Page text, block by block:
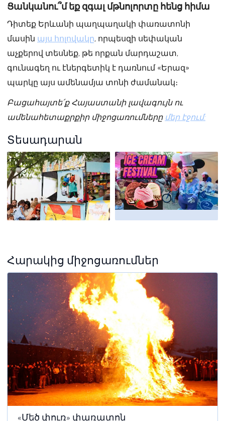
Ցանկանու՞մ եք զգալ մթնոլորտը հենց հիմա
Դիտեք Երևանի պաղպաղակի փառատոնի
մասին այս հոլովակը, որպեսզի սեփական
աչքերով տեսնեք, թե որքան մարդաշատ,
գունագեղ ու էներգետիկ է դառնում «Երազ»
պարկը այս ամենամյա տոնի ժամանակ։
Բացահայտե՛ք Հայաստանի լավագույն ու
ամենահետաքրքիր միջոցառումները մեր էջում:
Տեսադարան
Հարակից միջոցառումներ
«Մեծ փուռ» փառատոն